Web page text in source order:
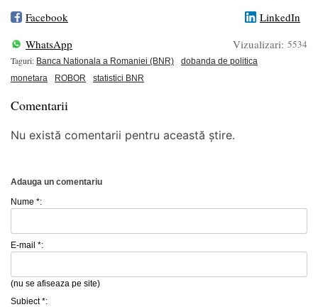
Facebook
LinkedIn
WhatsApp
Vizualizari: 5534
Taguri: Banca Nationala a Romaniei (BNR)
dobanda de politica
monetara
ROBOR statistici BNR
Comentarii
Nu există comentarii pentru această știre.
Adauga un comentariu
Nume *:
E-mail *:
(nu se afiseaza pe site)
Subiect *: